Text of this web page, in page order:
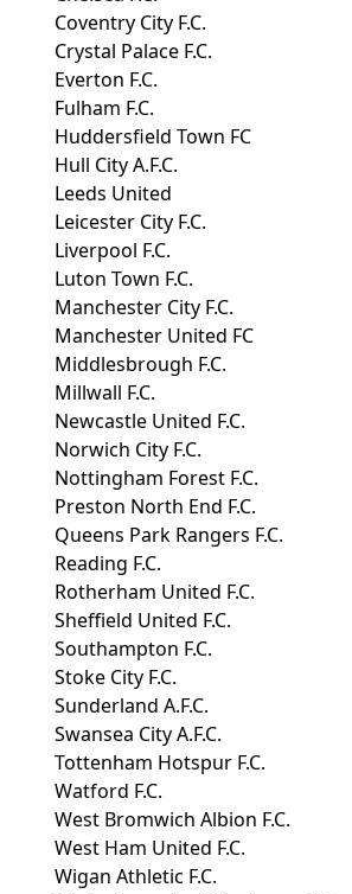
Coventry City F.C.
Crystal Palace F.C.
Everton F.C.
Fulham F.C.
Huddersfield Town FC
Hull City A.F.C.
Leeds United
Leicester City F.C.
Liverpool F.C.
Luton Town F.C.
Manchester City F.C.
Manchester United FC
Middlesbrough F.C.
Millwall F.C.
Newcastle United F.C.
Norwich City F.C.
Nottingham Forest F.C.
Preston North End F.C.
Queens Park Rangers F.C.
Reading F.C.
Rotherham United F.C.
Sheffield United F.C.
Southampton F.C.
Stoke City F.C.
Sunderland A.F.C.
Swansea City A.F.C.
Tottenham Hotspur F.C.
Watford F.C.
West Bromwich Albion F.C.
West Ham United F.C.
Wigan Athletic F.C.